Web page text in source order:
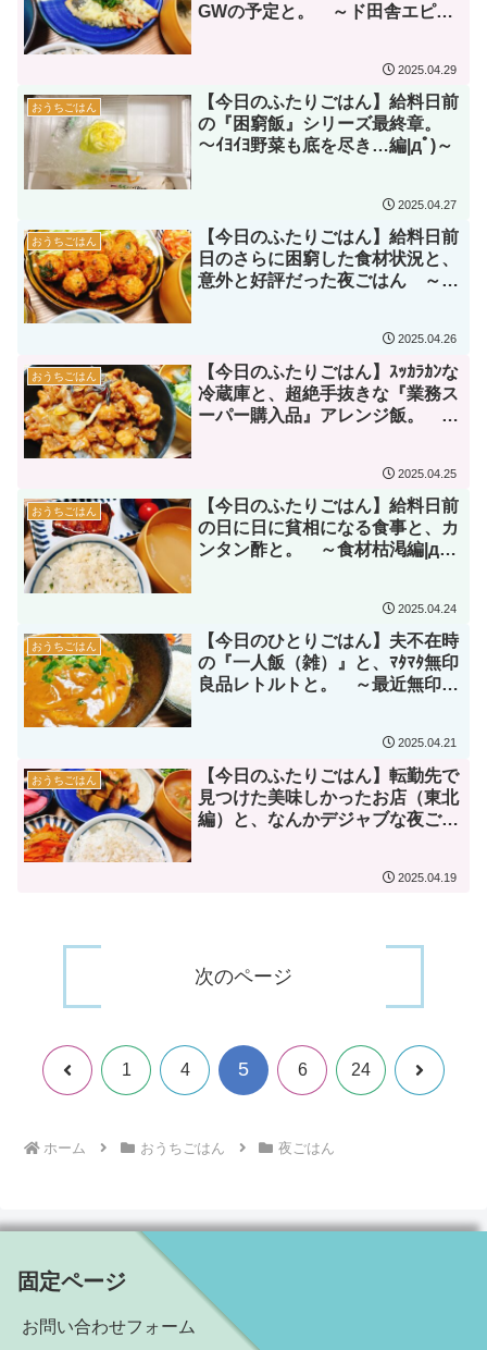
GWの予定と。 ～ド田舎エピソ
2025.04.29
おうちごはん
【今日のふたりごはん】給料日前
の『困窮飯』シリーズ最終章。
～ｲﾖｲﾖ野菜も底を尽き…編|дﾟ)～
2025.04.27
おうちごはん
【今日のふたりごはん】給料日前
日のさらに困窮した食材状況と、
意外と好評だった夜ごはん ～盛
2025.04.26
おうちごはん
【今日のふたりごはん】ｽｯｶﾗｶﾝな
冷蔵庫と、超絶手抜きな『業務ス
ーパー購入品』アレンジ飯。 ～
2025.04.25
おうちごはん
【今日のふたりごはん】給料日前
の日に日に貧相になる食事と、カ
ンタン酢と。 ～食材枯渇編|дﾟ)
2025.04.24
おうちごはん
【今日のひとりごはん】夫不在時
の『一人飯（雑）』と、ﾏﾀﾏﾀ無印
良品レトルトと。 ～最近無印の
2025.04.21
おうちごはん
【今日のふたりごはん】転勤先で
見つけた美味しかったお店（東北
編）と、なんかデジャブな夜ごは
2025.04.19
次のページ
前 1 4 5 6 24 次
ホーム おうちごはん 夜ごはん
固定ページ
お問い合わせフォーム